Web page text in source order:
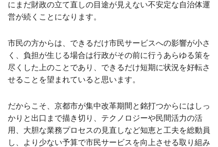
にまだ財政の立て直しの目途が見えない不安定な自治体運
営が続くことになります。
市民の方からは、できるだけ市民サービスへの影響が小さ
く、負担が生じる場合は行政がその前に行うあらゆる策を
尽くした上のことであり、できるだけ短期に状況を好転さ
せることを望まれていると思います。
だからこそ、京都市が集中改革期間と銘打つからにはしっ
かりと出口まで描き切り、テクノロジーや民間活力の活
用、大胆な業務プロセスの見直しなど知恵と工夫を総動員
し、より少ない予算で市民サービスを向上させる取り組み